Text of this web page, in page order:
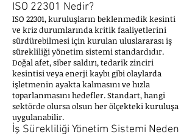
ISO 22301 Nedir?
ISO 22301, kuruluşların beklenmedik kesinti
ve kriz durumlarında kritik faaliyetlerini
sürdürebilmesi için kurulan uluslararası iş
sürekliliği yönetim sistemi standardıdır.
Doğal afet, siber saldırı, tedarik zinciri
kesintisi veya enerji kaybı gibi olaylarda
işletmenin ayakta kalmasını ve hızla
toparlanmasını hedefler. Standart, hangi
sektörde olursa olsun her ölçekteki kuruluşa
uygulanabilir.
İş Sürekliliği Yönetim Sistemi Neden